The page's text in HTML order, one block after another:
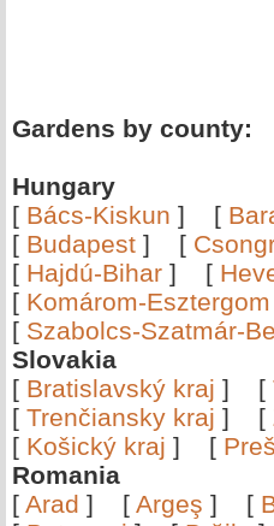
Gardens by county:
Hungary
[ Bács-Kiskun ] [
[ Budapest ] [
[ Hajdú-Bihar ] [
[ Komárom-Esztergom
[ Szabolcs-Szatmár-
Slovakia
[ Bratislavský kraj ] [
[ Trenčiansky kraj ] [
[ Košický kraj ] [
Romania
[ Arad ] [ Argeş ] [